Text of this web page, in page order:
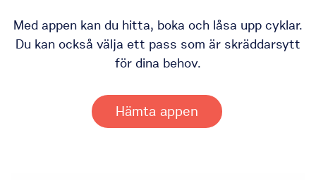
Med appen kan du hitta, boka och låsa upp cyklar.
Du kan också välja ett pass som är skräddarsytt
för dina behov.
Hämta appen